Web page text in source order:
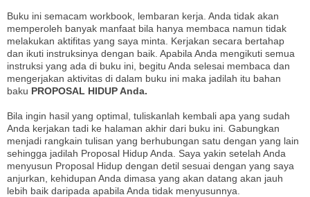
Buku ini semacam workbook, lembaran kerja. Anda tidak akan
memperoleh banyak manfaat bila hanya membaca namun tidak
melakukan aktifitas yang saya minta. Kerjakan secara bertahap
dan ikuti instruksinya dengan baik. Apabila Anda mengikuti semua
instruksi yang ada di buku ini, begitu Anda selesai membaca dan
mengerjakan aktivitas di dalam buku ini maka jadilah itu bahan
baku PROPOSAL HIDUP Anda.
Bila ingin hasil yang optimal, tuliskanlah kembali apa yang sudah
Anda kerjakan tadi ke halaman akhir dari buku ini. Gabungkan
menjadi rangkain tulisan yang berhubungan satu dengan yang lain
sehingga jadilah Proposal Hidup Anda. Saya yakin setelah Anda
menyusun Proposal Hidup dengan detil sesuai dengan yang saya
anjurkan, kehidupan Anda dimasa yang akan datang akan jauh
lebih baik daripada apabila Anda tidak menyusunnya.